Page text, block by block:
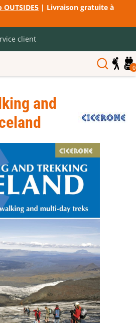
| Livraison gratuite à
client
0
and